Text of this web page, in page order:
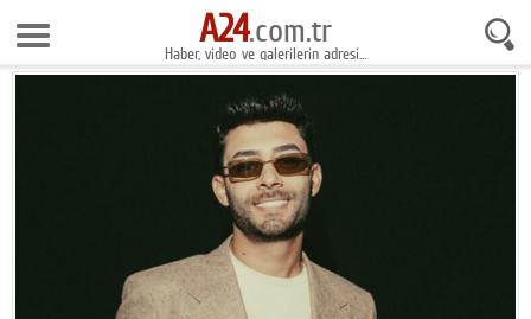
8 Ağustos 2026 22:06:44
Anasayfa
Ekonomi
A24.com.tr
Haber, video ve galerilerin adresi...